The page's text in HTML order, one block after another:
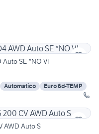
Auto SE *NO VI
Automatico
Euro 6d-TEMP
AWD Auto S